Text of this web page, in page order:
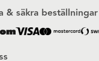
& säkra beställningar